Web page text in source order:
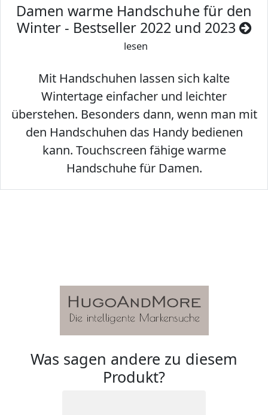
Damen warme Handschuhe für den
Winter - Bestseller 2022 und 2023
lesen
Mit Handschuhen lassen sich kalte
Wintertage einfacher und leichter
überstehen. Besonders dann, wenn man mit
den Handschuhen das Handy bedienen
kann. Touchscreen fähige warme
Handschuhe für Damen.
Was sagen andere zu diesem
Produkt?